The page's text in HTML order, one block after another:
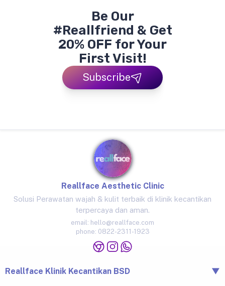
Be Our
#Reallfriend & Get
20% OFF for Your
First Visit!
Subscribe
Reallface Aesthetic Clinic
Solusi Perawatan wajah & kulit terbaik di klinik kecantikan
terpercaya dan aman.
email: hello@reallface.com
phone: 0822-2311-1923
Reallface Klinik Kecantikan BSD
▼